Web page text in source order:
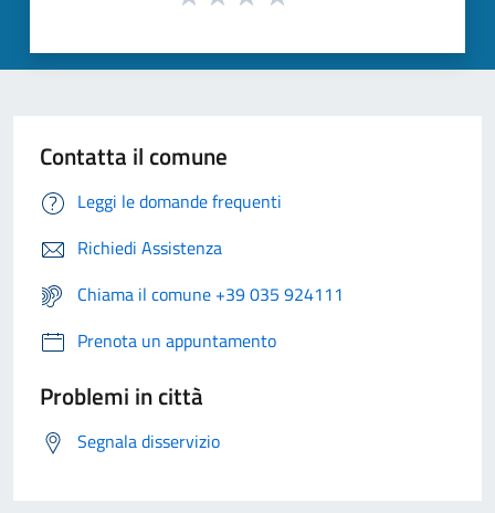
Contatta il comune
Leggi le domande frequenti
Richiedi Assistenza
Chiama il comune +39 035 924111
Prenota un appuntamento
Problemi in città
Segnala disservizio